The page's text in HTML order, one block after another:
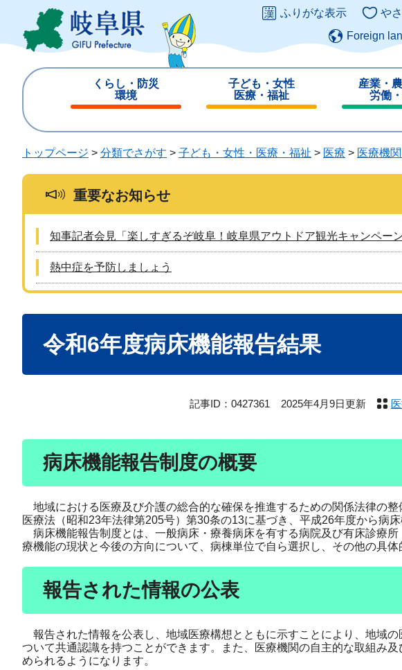
ジ
ュ
ふりがな表示 や
Foreign
くらし・防災
環境
じ
子ども・女性
医療・福祉
じ
産業・
労働
じ
る
トップページ > 分類でさがす > 子ども・女性・医療・福祉 > 医療 > 医療機
重要なお知らせ
知事記者会見「楽しすぎるぞ岐阜！岐阜県アウトドア観光キャンペー
熱中症を予防しましょう
令和6年度病床機能報告結果
記事ID：0427361 2025年4月9日更新
病床機能報告制度の概要
地域における医療及び介護の総合的な確保を推進するための関係法律の
医療法（昭和23年法律第205号）第30条の13に基づき、平成26年度から病
病床機能報告制度とは、一般病床・療養病床を有する病院及び有床診療
療機能の現状と今後の方向について、病棟単位で自ら選択し、その他の具
報告された情報の公表
報告された情報を公表し、地域医療構想とともに示すことにより、地域
ついて共通認識を持つことができます。また、医療機関の自主的な取組み
められるようになります。